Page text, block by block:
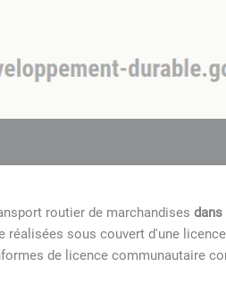
routier de marchandises dans
réalisées sous couvert d'une
de licence communautaire